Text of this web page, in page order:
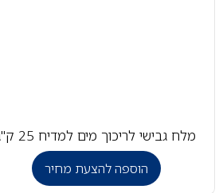
מלח גבישי לריכוך מים למדיח 25 ק"ג
הוספה להצעת מחיר